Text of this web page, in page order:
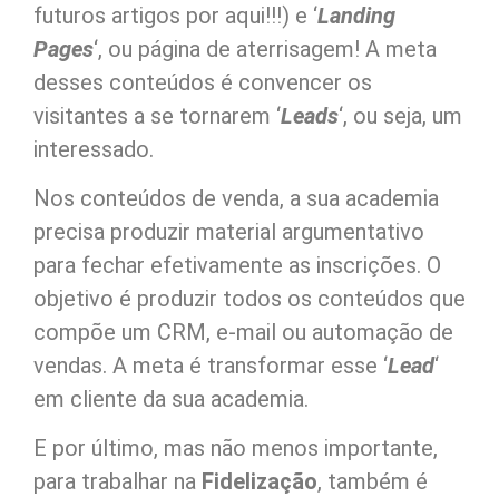
futuros artigos por aqui!!!) e ‘Landing
Pages‘, ou página de aterrisagem! A meta
desses conteúdos é convencer os
visitantes a se tornarem ‘Leads‘, ou seja, um
interessado.
Nos conteúdos de venda, a sua academia
precisa produzir material argumentativo
para fechar efetivamente as inscrições. O
objetivo é produzir todos os conteúdos que
compõe um CRM, e-mail ou automação de
vendas. A meta é transformar esse ‘Lead‘
em cliente da sua academia.
E por último, mas não menos importante,
para trabalhar na Fidelização, também é